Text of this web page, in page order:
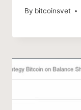
By bitcoinsvet